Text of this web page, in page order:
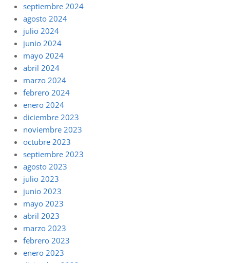
septiembre 2024
agosto 2024
julio 2024
junio 2024
mayo 2024
abril 2024
marzo 2024
febrero 2024
enero 2024
diciembre 2023
noviembre 2023
octubre 2023
septiembre 2023
agosto 2023
julio 2023
junio 2023
mayo 2023
abril 2023
marzo 2023
febrero 2023
enero 2023